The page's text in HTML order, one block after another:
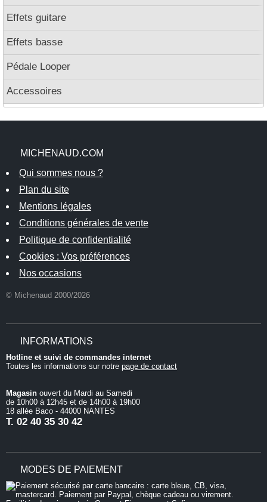
Effets guitare
Effets basse
Pédale Looper
Accessoires
MICHENAUD.COM
Qui sommes nous ?
Plan du site
Mentions légales
Conditions générales de vente
Politique de confidentialité
Cookies : Vos préférences
Nos occasions
© Michenaud 2000/2026
INFORMATIONS
Hotline et suivi de commandes internet
Toutes les informations sur notre page de contact
Magasin ouvert du Mardi au Samedi
de 10h00 à 12h45 et de 14h00 à 19h00
18 allée Baco - 44000 NANTES
T. 02 40 35 30 42
MODES DE PAIEMENT